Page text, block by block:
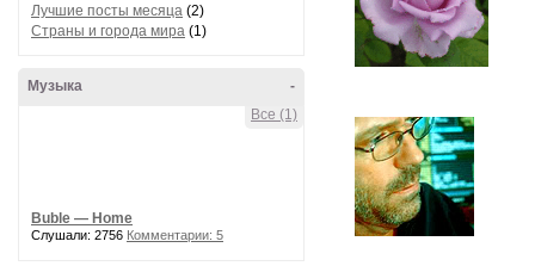
Лучшие посты месяца (2)
Страны и города мира (1)
-
Музыка
Все (1)
Buble — Home
Слушали: 2756 Комментарии: 5